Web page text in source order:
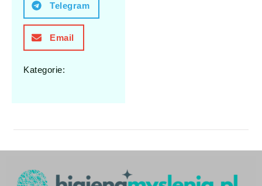
Telegram
Email
Kategorie: